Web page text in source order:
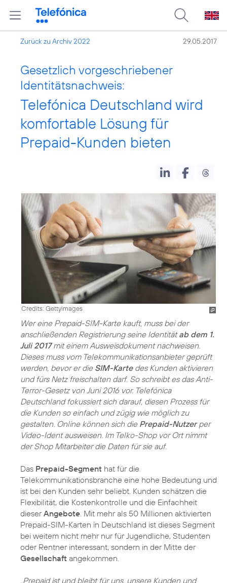
Zurück zu Archiv 2022 29.05.2017
Gesetzlich vorgeschriebener
Identitätsnachweis:
Telefónica Deutschland wird
komfortable Lösung für
Prepaid-Kunden bieten
Credits: Gettyimages
Wer eine Prepaid-SIM-Karte kauft, muss bei der
anschließenden Registrierung seine Identitätab dem 1.
Juli 2017mit einem Ausweisdokument nachweisen.
Dieses muss vom Telekommunikationsanbieter geprüft
werden, bevor er die SIM-Karte des Kunden aktivieren
und fürs Netz freischalten darf. So schreibt es das Anti-
Terror-Gesetz von Juni 2016 vor. Telefónica
Deutschland fokussiert sich darauf, diesen Prozess für
die Kunden so einfach und zügig wie möglich zu
gestalten. Online können sich die Prepaid-Nutzerper
Video-Ident ausweisen. Im Telko-Shop vor Ort nimmt
der Shop Mitarbeiter die Daten für sie auf.
Das Prepaid-Segment hat für die
Telekommunikationsbranche eine hohe Bedeutung und
ist bei den Kunden sehr beliebt. Kunden schätzen die
Flexibilität, die Kostenkontrolle und die Einfachheit
dieserAngebote . Mit mehr als 50 Millionen aktivierten
Prepaid-SIM-Karten in Deutschland ist dieses Segment
bei weitem nicht mehr nur für Jugendliche, Studenten
oder Rentner interessant, sondern in der Mitte der
Gesellschaft angekommen.
„Prepaid ist und bleibt für uns, unsere Kunden und